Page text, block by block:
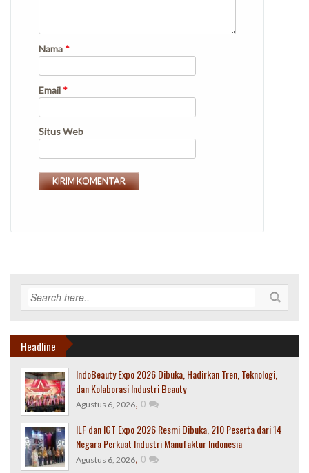
Nama *
Email *
Situs Web
Headline
IndoBeauty Expo 2026 Dibuka, Hadirkan Tren, Teknologi,
dan Kolaborasi Industri Beauty
Agustus 6, 2026, 0
ILF dan IGT Expo 2026 Resmi Dibuka, 210 Peserta dari 14
Negara Perkuat Industri Manufaktur Indonesia
Agustus 6, 2026, 0